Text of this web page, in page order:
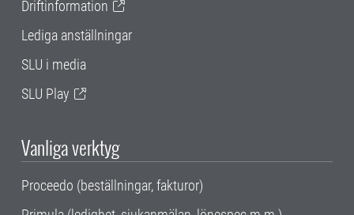
Driftinformation
Lediga anställningar
SLU i media
SLU Play
Vanliga verktyg
Proceedo (beställningar, fakturor)